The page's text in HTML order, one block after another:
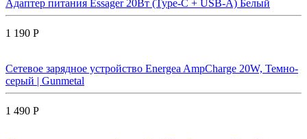
Адаптер питания Essager 20Вт (Type-C + USB-A) Белый
1 190 Р
Сетевое зарядное устройство Energea AmpCharge 20W, Темно-
серый | Gunmetal
1 490 Р